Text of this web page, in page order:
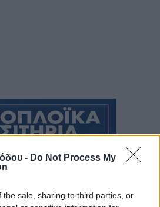
- Do Not Process My
the sale, sharing to third parties, or